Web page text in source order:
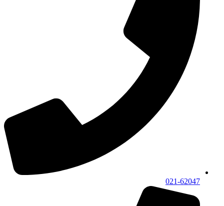
021-62047